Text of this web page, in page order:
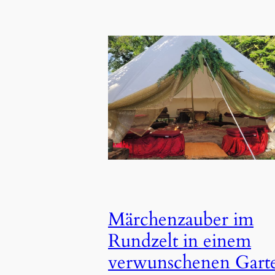
Märchenzauber im
Rundzelt in einem
verwunschenen